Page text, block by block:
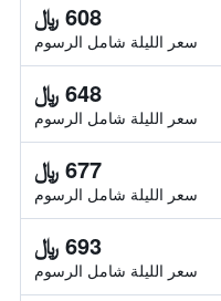
608 ﷼
سعر الليلة شامل الرسوم
648 ﷼
سعر الليلة شامل الرسوم
677 ﷼
سعر الليلة شامل الرسوم
693 ﷼
سعر الليلة شامل الرسوم